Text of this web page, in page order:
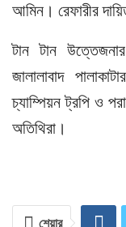
আমিন। রেফারীর
টান টান
জালালাবাদ
চ্যাম্পিয়ন ট্রপি ও
অতিথিরা।
শেয়ার